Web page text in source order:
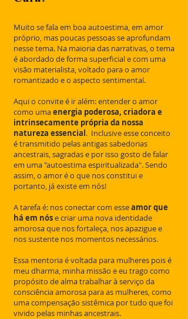
Muito se fala em boa autoestima, em amor
próprio, mas poucas pessoas se aprofundam
nesse tema. Na maioria das narrativas, o tema
é abordado de forma superficial e com uma
visão materialista, voltado para o amor
romantizado e o aspecto sentimental.
Aqui o convite é ir além: entender o amor
como umaenergia poderosa, criadora e
intrinsecamente própria da nossa
natureza essencial. Inclusive esse conceito
é transmitido pelas antigas sabedorias
ancestrais, sagradas e por isso gosto de falar
em uma "autoestima espiritualizada". Sendo
assim, o amor é o que nos constitui e
portanto, já existe em nós!
A tarefa é: nos conectar com esseamor que
há em nóse criar uma nova identidade
amorosa que nos fortaleça, nos apazigue e
nos sustente nos momentos necessários.
Essa mentoria é voltada para mulheres pois é
meu dharma, minha missão e eu trago como
propósito de alma trabalhar à serviço da
consciência amorosa para as mulheres, como
uma compensação sistêmica por tudo que foi
vivido pelas minhas ancestrais.